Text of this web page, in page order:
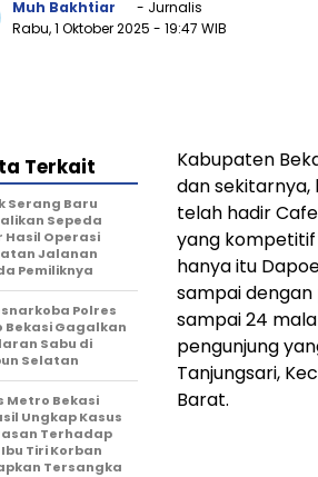
Muh Bakhtiar
- Jurnalis
Rabu, 1 Oktober 2025 - 19:47 WIB
Kabupaten
dan sekitarnya,
telah hadir
yang
hanya itu
sampai dengan
sampai 24
pengunjung
Tanjungsari,
Barat.
Terkait
Serang Baru
Sepeda
Hasil Operasi
Jalanan
Pemiliknya
Polres
Bekasi Gagalkan
Sabu di
Selatan
Metro Bekasi
Ungkap Kasus
Terhadap
Tiri Korban
Tersangka